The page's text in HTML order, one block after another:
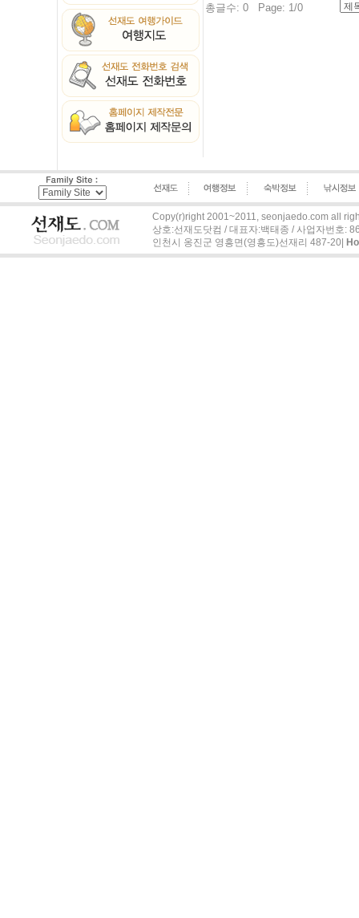
총글수: 0 Page: 1/0
Copy(r)right 2001~2011, seonjaedo.com all
상호:선재도닷컴 / 대표자:백태종 / 사업자번호:
인천시 옹진군 영흥면(영흥도)선재리 487-20|